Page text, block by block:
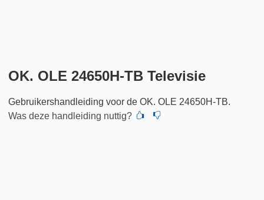
OK. OLE 24650H-TB Televisie
Gebruikershandleiding voor de OK. OLE 24650H-TB.
Was deze handleiding nuttig?